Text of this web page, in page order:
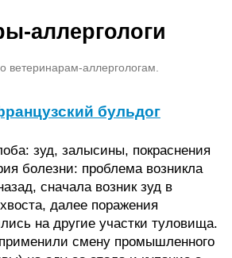
аллергологи
ветеринарам-аллергологам.
бульдог
зуд, залысины, покраснения
болезни: проблема возникла
сначала возник зуд в
далее поражения
на другие участки туловища.
смену промышленного